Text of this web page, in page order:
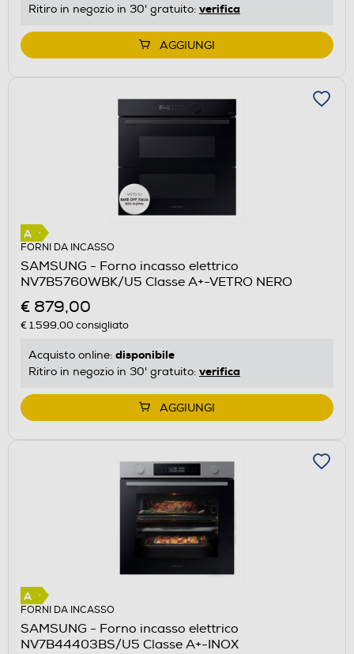
Ritiro in negozio in 30' gratuito: verifica
AGGIUNGI
FORNI DA INCASSO
SAMSUNG - Forno incasso elettrico
NV7B5760WBK/U5 Classe A+-VETRO NERO
€ 879,00
€ 1.599,00consigliato
Acquisto online: disponibile
Ritiro in negozio in 30' gratuito: verifica
AGGIUNGI
FORNI DA INCASSO
SAMSUNG - Forno incasso elettrico
NV7B44403BS/U5 Classe A+-INOX